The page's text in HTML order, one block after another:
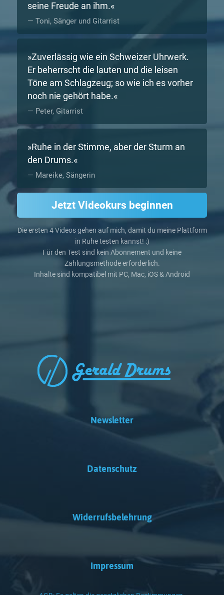
seine Freude an ihm.
Toni, Sänger und Gitarrist
Zuverlässig wie ein Schweizer Uhrwerk.
Er beherrscht die lauten und die leisen
Töne am Schlagzeug; so wie ich es vorher
noch nie gehört habe.
Peter, Gitarrist
Ruhe in der Stimme, aber der Sturm an
den Drums.
Mareike, Sängerin
Jetzt Videokurs beginnen
Die ersten 4 Videos gehen auf mich, damit du meine Plattform
in Ruhe testen kannst! :)
Für den Test sind kein Abonnement und keine
Zahlungsmethode erforderlich.
Inhalte sind kompatibel mit PC, Mac, iOS & Android
Newsletter
Datenschutz
Widerrufsbelehrung
Impressum